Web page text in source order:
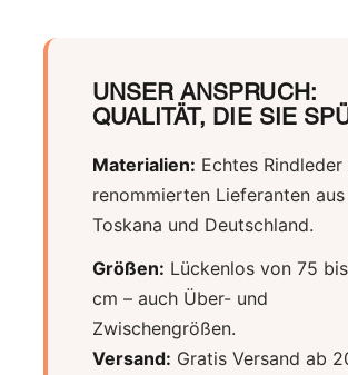
UNSER ANSPRUCH:
QUALITÄT, DIE SIE
Materialien: Echtes
renommierten Lieferanten
Toskana und Deutschland.
Größen: Lückenlos von 75
cm – auch Über- und
Zwischengrößen.
Versand: Gratis Versand ab